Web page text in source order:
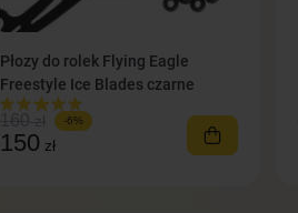
Płozy do rolek Flying Eagle
Freestyle Ice Blades czarne
-6%
150 zł